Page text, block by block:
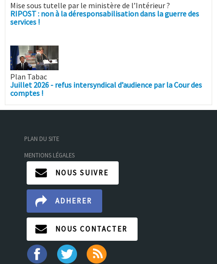
Mise sous tutelle par le ministère de l’Intérieur ?
RIPOST : non à la déresponsabilisation dans la guerre des
services !
Plan Tabac
Juillet 2026 - refus intersyndical d’audience par la Cour des
comptes !
PLAN DU SITE
MENTIONS LÉGALES
NOUS SUIVRE
ADHERER
NOUS CONTACTER